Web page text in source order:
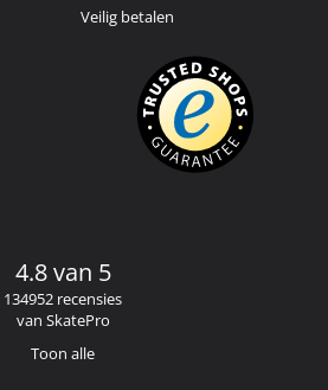
Veilig betalen
4.8 van 5
134952 recensies
van SkatePro
Toon alle